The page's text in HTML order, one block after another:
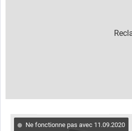
Ne fonctionne pas avec 11.09.2020